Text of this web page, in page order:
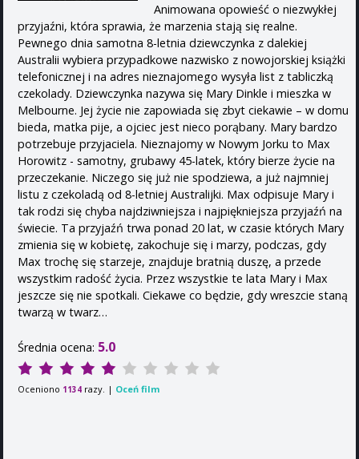
Animowana opowieść o niezwykłej
przyjaźni, która sprawia, że marzenia stają się realne.
Pewnego dnia samotna 8-letnia dziewczynka z dalekiej
Australii wybiera przypadkowe nazwisko z nowojorskiej książki
telefonicznej i na adres nieznajomego wysyła list z tabliczką
czekolady. Dziewczynka nazywa się Mary Dinkle i mieszka w
Melbourne. Jej życie nie zapowiada się zbyt ciekawie – w domu
bieda, matka pije, a ojciec jest nieco porąbany. Mary bardzo
potrzebuje przyjaciela. Nieznajomy w Nowym Jorku to Max
Horowitz - samotny, grubawy 45-latek, który bierze życie na
przeczekanie. Niczego się już nie spodziewa, a już najmniej
listu z czekoladą od 8-letniej Australijki. Max odpisuje Mary i
tak rodzi się chyba najdziwniejsza i najpiękniejsza przyjaźń na
świecie. Ta przyjaźń trwa ponad 20 lat, w czasie których Mary
zmienia się w kobietę, zakochuje się i marzy, podczas, gdy
Max trochę się starzeje, znajduje bratnią duszę, a przede
wszystkim radość życia. Przez wszystkie te lata Mary i Max
jeszcze się nie spotkali. Ciekawe co będzie, gdy wreszcie staną
twarzą w twarz…
Średnia ocena: 5.0
Oceniono 1134 razy. | Oceń film